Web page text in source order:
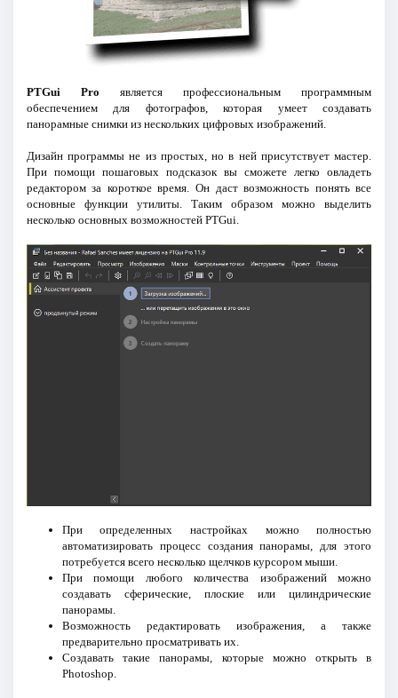
PTGui Pro является профессиональным программным
обеспечением для фотографов, которая умеет создавать
панорамные снимки из нескольких цифровых изображений.
Дизайн программы не из простых, но в ней присутствует мастер.
При помощи пошаговых подсказок вы сможете легко овладеть
редактором за короткое время. Он даст возможность понять все
основные функции утилиты. Таким образом можно выделить
несколько основных возможностей PTGui.
При определенных настройках можно полностью
автоматизировать процесс создания панорамы, для этого
потребуется всего несколько щелчков курсором мыши.
При помощи любого количества изображений можно
создавать сферические, плоские или цилиндрические
панорамы.
Возможность редактировать изображения, а также
предварительно просматривать их.
Создавать такие панорамы, которые можно открыть в
Photoshop.